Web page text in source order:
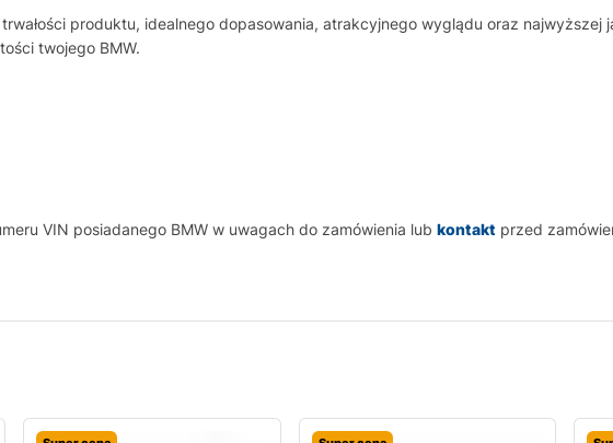
produktu, idealnego dopasowania, atrakcyjnego wyglądu oraz najwyższej
twojego BMW.
VIN posiadanego BMW w uwagach do zamówienia lub kontakt przed